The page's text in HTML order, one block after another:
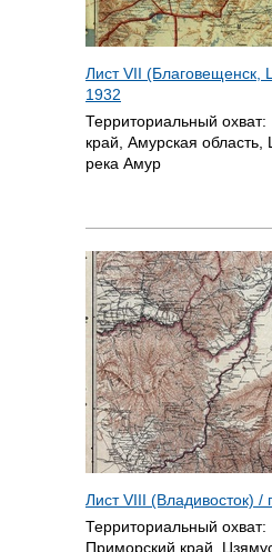
Лист VII (Благовещенск,
1932
Территориальный охват:
край, Амурская
река Амур
Лист VIII (Владивосток) /
Территориальный охват:
Приморский край,